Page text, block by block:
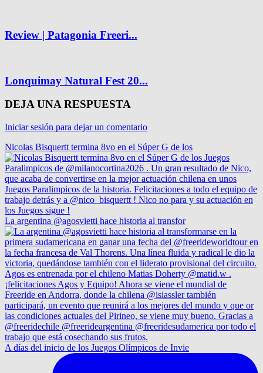
Review | Patagonia Freeri...
Lonquimay Natural Fest 20...
DEJA UNA RESPUESTA
Iniciar sesión para dejar un comentario
Nicolas Bisquertt termina 8vo en el Súper G de los
La argentina @agosvietti hace historia al transfor
A días del inicio de los Juegos Olímpicos de Invie